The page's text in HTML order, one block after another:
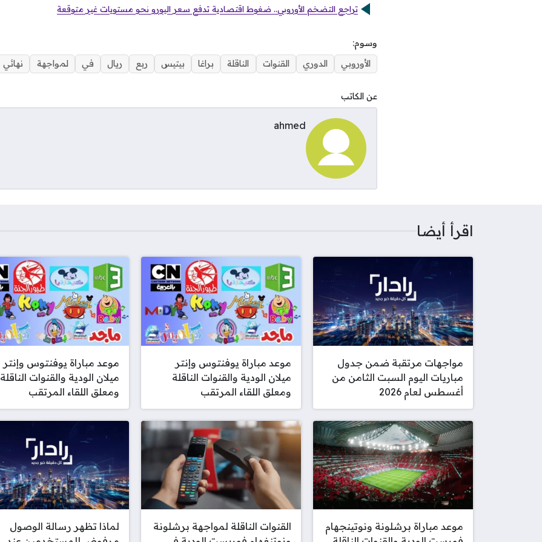
تراجع التضخم الأوروبي.. ضغوط اقتصادية تدفع سعر اليورو نحو مستويات غير متوقعة
وسوم:
الأوروبي
الدوري القنوات الناقلة براغا بيتيس ربع ريال في لمواجهة نهائي
عن الكاتب
ahmed
اقرأ أيضا
مواجهات مرتقبة ضمن جدول
مباريات اليوم السبت الثامن من
أغسطس لعام 2026
موعد مباراة يوفنتوس وإنتر
ميلان الودية والقنوات الناقلة
ومعلق اللقاء المرتقب
موعد مباراة يوفنتوس وإنتر
ميلان الودية والقنوات الناقلة
ومعلق اللقاء المرتقب
موعد مباراة برشلونة ونوتينجهام
القنوات الناقلة لمواجهة برشلونة
لماذا تظهر رسالة الوصول